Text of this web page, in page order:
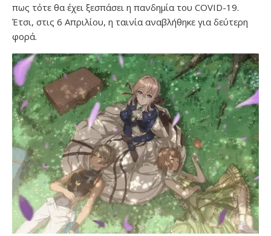
πως τότε θα έχει ξεσπάσει η πανδημία του COVID-19.
Έτσι, στις 6 Απριλίου, η ταινία αναβλήθηκε για δεύτερη
φορά.